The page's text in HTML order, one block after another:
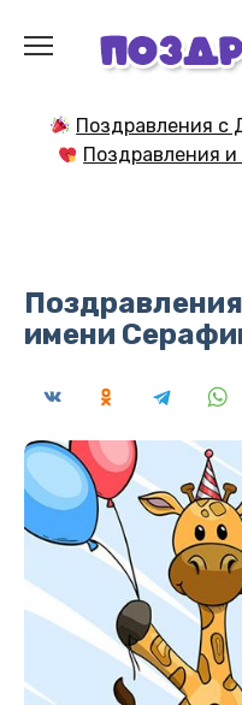
содержанию
Поздравления с
Поздравления
имени